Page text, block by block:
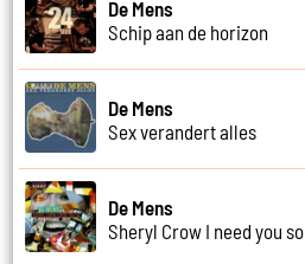
De Mens
Schip aan de horizon
De Mens
Sex verandert alles
De Mens
Sheryl Crow I need you so